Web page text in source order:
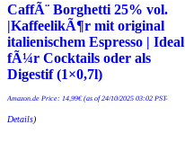
CaffÃ¨ Borghetti 25% vol.
|KaffeelikÃ¶r mit original
italienischem Espresso | Ideal
fÃ¼r Cocktails oder als
Digestif (1×0,7l)
Amazon.de Price: 14,99€(as of 24/10/2025 03:02 PST-
Details)